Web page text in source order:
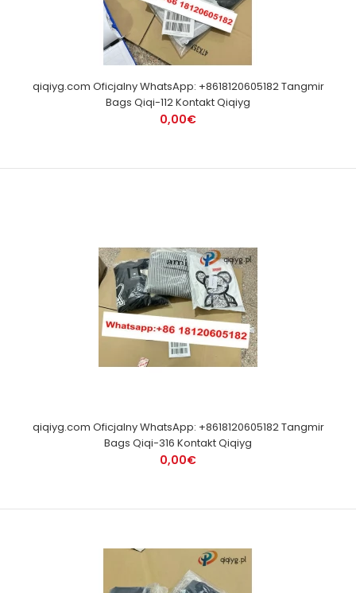
qiqiyg.com Oficjalny WhatsApp: +8618120605182 Tangmir
Bags Qiqi-112 Kontakt Qiqiyg
0,00€
qiqiyg.com Oficjalny WhatsApp: +8618120605182 Tangmir
Bags Qiqi-316 Kontakt Qiqiyg
0,00€